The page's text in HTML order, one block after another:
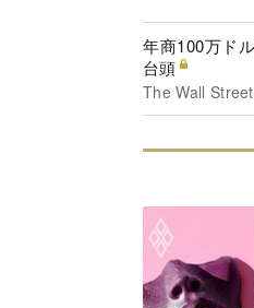
年商100万ド
台頭
The Wall